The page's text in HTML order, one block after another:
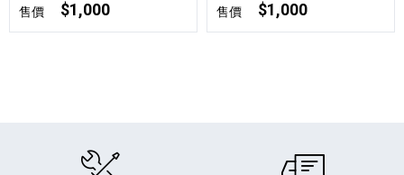
售價
$1,000
售價
$1,000